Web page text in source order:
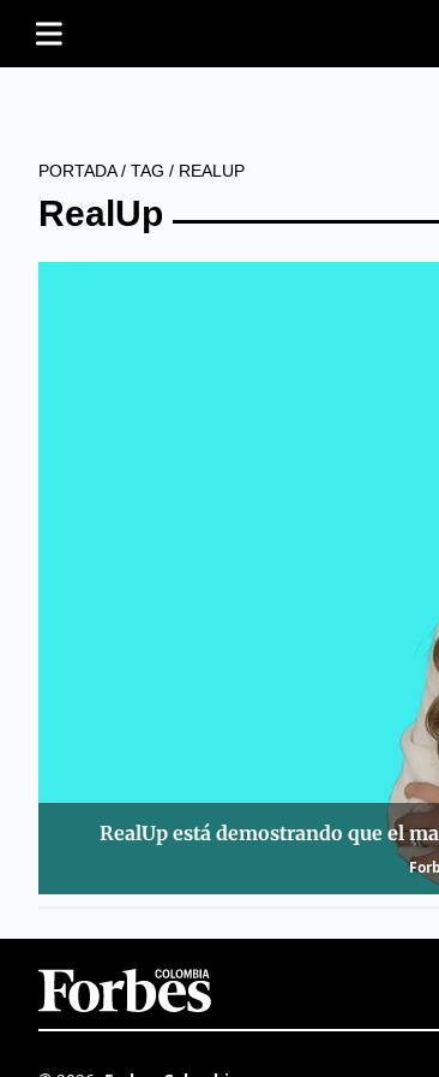
PORTADA/ TAG / REALUP
RealUp
RealUp está demostrando que el